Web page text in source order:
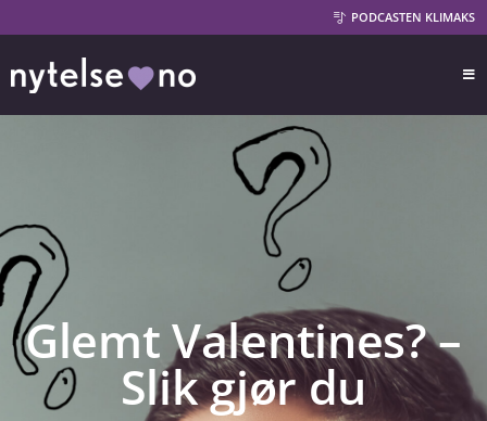
PODCASTEN KLIMAKS
Glemt Valentines? –
Slik gjør du